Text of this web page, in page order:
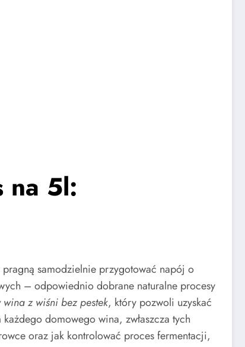
na 5l:
samodzielnie przygotować napój o
– odpowiednio dobrane naturalne procesy
z wiśni bez pestek, który pozwoli uzyskać
domowego wina, zwłaszcza tych
oraz jak kontrolować proces fermentacji,